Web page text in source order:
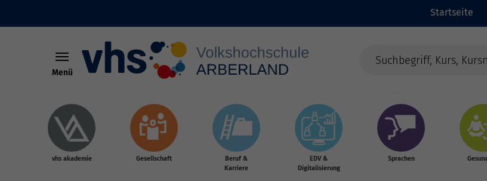
Startseite
Menü
vhs akademie Gesellschaft
Beruf &
Karriere
EDV &
Digitalisierung
Sprachen